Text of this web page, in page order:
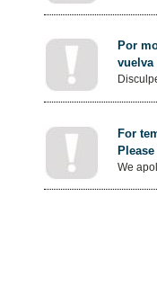
Por
vuelva
For
We